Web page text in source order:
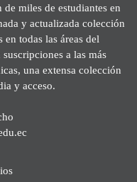
miles de estudiantes en
y actualizada colección
todas las áreas del
a las más
una extensa colección
y acceso.